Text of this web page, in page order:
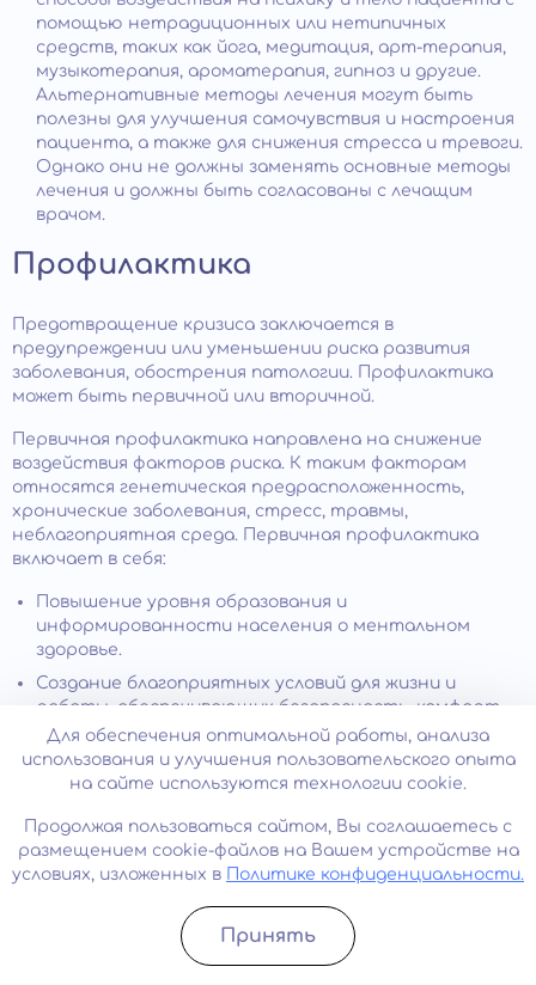
помощью нетрадиционных или нетипичных
средств, таких как йога, медитация, арт-терапия,
музыкотерапия, ароматерапия, гипноз и другие.
Альтернативные методы лечения могут быть
полезны для улучшения самочувствия и настроения
пациента, а также для снижения стресса и тревоги.
Однако они не должны заменять основные методы
лечения и должны быть согласованы с лечащим
врачом.
Профилактика
Предотвращение кризиса заключается в
предупреждении или уменьшении риска развития
заболевания, обострения патологии. Профилактика
может быть первичной или вторичной.
Первичная профилактика направлена на снижение
воздействия факторов риска. К таким факторам
относятся генетическая предрасположенность,
хронические заболевания, стресс, травмы,
неблагоприятная среда. Первичная профилактика
включает в себя:
Повышение уровня образования и
информированности населения о ментальном
здоровье.
Создание благоприятных условий для жизни и
работы, обеспечивающих безопасность, комфорт,
социальную поддержку и удовлетворение
потребностей человека.
Формирование здорового образа жизни,
сбалансированное питание, отказ от вредных
привычек, достаточный сон и отдых.
стрессов
– самоуважения,
самоконтроля, оптимизма, гибкости, творчества.
Записатьcя
Для обеспечения оптимальной работы, анализа
использования и улучшения пользовательского опыта
на сайте используются технологии cookie.
Продолжая пользоваться сайтом, Вы соглашаетесь с
размещением cookie-файлов на Вашем устройстве на
условиях, изложенных в
Политике конфиденциальности.
Принять